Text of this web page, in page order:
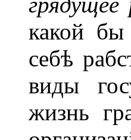
какой
себѣ
виды
жизнь